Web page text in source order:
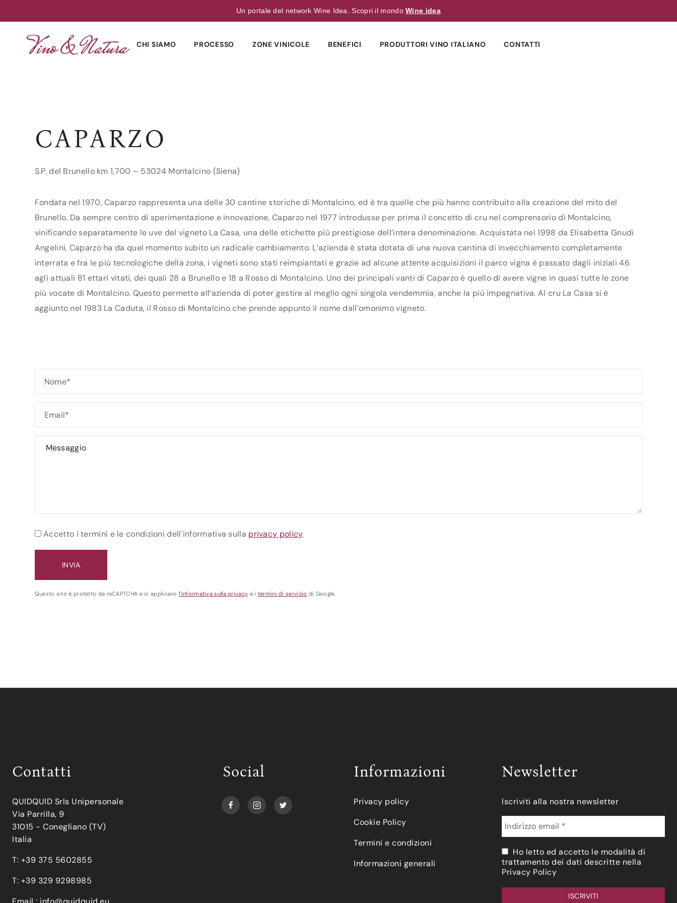
Un portale del network Wine Idea. Scopri il mondoWine idea
CHI SIAMO PROCESSO ZONE VINICOLE BENEFICI PRODUTTORI VINO ITALIANO CONTATTI
CAPARZO
S.P. del Brunello km 1,700 – 53024 Montalcino (Siena)
Fondata nel 1970, Caparzo rappresenta una delle 30 cantine storiche di Montalcino, ed è tra quelle che più hanno contribuito alla creazione del mito del
Brunello. Da sempre centro di sperimentazione e innovazione, Caparzo nel 1977 introdusse per prima il concetto di cru nel comprensorio di Montalcino,
vinificando separatamente le uve del vigneto La Casa, una delle etichette più prestigiose dell’intera denominazione. Acquistata nel 1998 da Elisabetta Gnudi
Angelini, Caparzo ha da quel momento subito un radicale cambiamento. L’azienda è stata dotata di una nuova cantina di invecchiamento completamente
interrata e fra le più tecnologiche della zona, i vigneti sono stati reimpiantati e grazie ad alcune attente acquisizioni il parco vigna è passato dagli iniziali 46
agli attuali 81 ettari vitati, dei quali 28 a Brunello e 18 a Rosso di Montalcino. Uno dei principali vanti di Caparzo è quello di avere vigne in quasi tutte le zone
più vocate di Montalcino. Questo permette all’azienda di poter gestire al meglio ogni singola vendemmia, anche la più impegnativa. Al cru La Casa si è
aggiunto nel 1983 La Caduta, il Rosso di Montalcino che prende appunto il nome dall’omonimo vigneto.
Accetto i termini e le condizioni dell'informativa sulla privacy policy.
Questo sito è protetto da reCAPTCHA e si applicanol'Informativa sulla privacy e i termini di servizio di Google.
Contatti
QUIDQUID Srls Unipersonale
Via Parrilla, 9
31015 - Conegliano (TV)
Italia
T: +39 375 5602855
T: +39 329 9298985
Social Informazioni
Privacy policy
Cookie Policy
Termini e condizioni
Informazioni generali
Newsletter
Iscriviti alla nostra newsletter
Ho letto ed accetto le modalità di
trattamento dei dati descritte nella
Privacy Policy